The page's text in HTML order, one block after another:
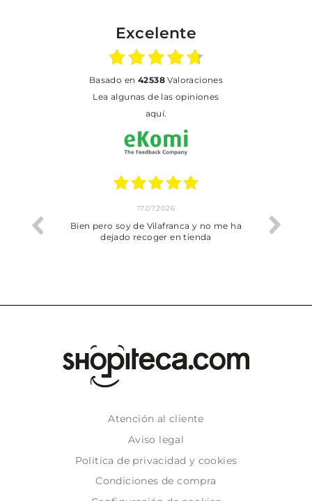
Excelente
basado en 42538Valoraciones
Lea algunas de las opiniones
aquí.
trobat
17.07.2026
Bien pero soy de Vilafranca y no me ha
dejado recoger en tienda
Atención al cliente
Aviso legal
Politica de privacidad y cookies
Condiciones de compra